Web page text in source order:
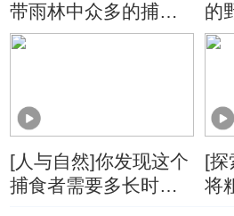
带雨林中众多的捕食
者会进化出巨大的躯
的
其
[人与自然]你发现这个
捕食者需要多长时
[探
将